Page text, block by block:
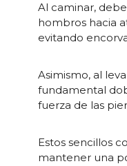
Al caminar,
hombros hacia
evitando
Asimismo, al
fundamental
fuerza de las
Estos sencillos
mantener una